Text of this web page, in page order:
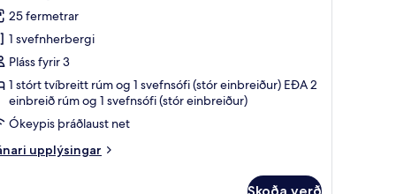
umsagnir)
25 fermetrar
1 svefnherbergi
Pláss fyrir 3
1 stórt tvíbreitt rúm og 1 svefnsófi (stór einbreiður) EÐA 2
einbreið rúm og 1 svefnsófi (stór einbreiður)
Ókeypis þráðlaust net
upplýsingar
Skoða verð